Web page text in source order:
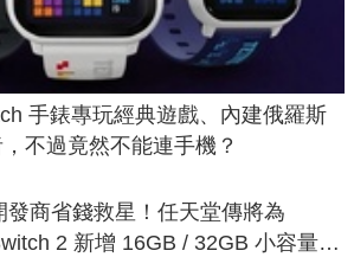
手錶專玩經典遊戲、內建俄羅斯
不過竟然不能連手機？
發商省錢救星！任天堂傳將為
2 新增 16GB / 32GB 小容量遊